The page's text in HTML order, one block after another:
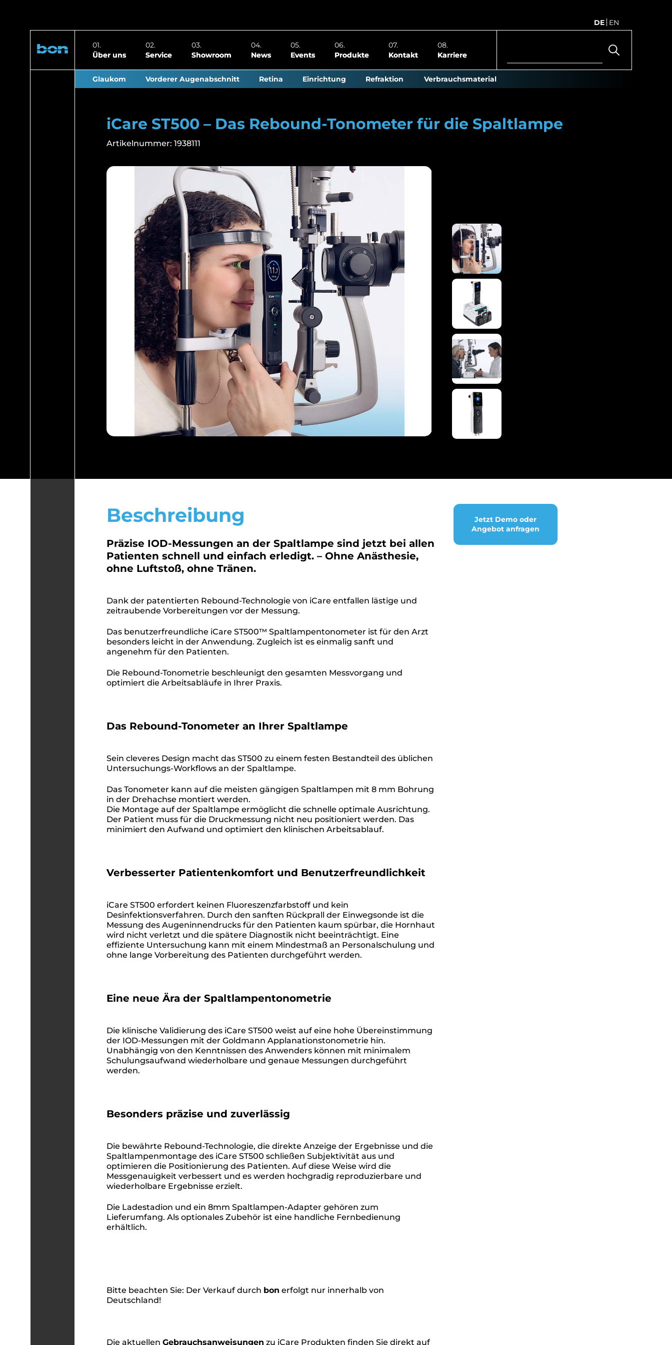
DE EN
Über uns Service Showroom News Events Produkte
Glaukom Vorderer Augenabschnitt Retina Einrichtung Refraktion Verbrauchs material
Kontakt Karriere
iCare ST500 – Das Rebound-Tonometer für die Spaltlampe
Artikelnummer: 1938111
Beschreibung
Präzise IOD-Messungen an der Spaltlampe sind jetzt bei allen
Patienten schnell und einfach erledigt. – Ohne Anästhesie,
ohne Luftstoß, ohne Tränen.
Dank der patentierten Rebound-Technologie von iCare entfallen lästige und
zeitraubende Vorbereitungen vor der Messung.
Das benutzerfreundliche iCare ST500™ Spaltlampentonometer ist für den Arzt
besonders leicht in der Anwendung. Zugleich ist es einmalig sanft und
angenehm für den Patienten.
Die Rebound-Tonometrie beschleunigt den gesamten Messvorgang und
optimiert die Arbeitsabläufe in Ihrer Praxis.
Das Rebound-Tonometer an Ihrer Spaltlampe
Sein cleveres Design macht das ST500 zu einem festen Bestandteil des üblichen
Untersuchungs-Workflows an der Spaltlampe.
Das Tonometer kann auf die meisten gängigen Spaltlampen mit 8 mm Bohrung
in der Drehachse montiert werden.
Die Montage auf der Spaltlampe ermöglicht die schnelle optimale Ausrichtung.
Der Patient muss für die Druckmessung nicht neu positioniert werden. Das
minimiert den Aufwand und optimiert den klinischen Arbeitsablauf.
Verbesserter Patientenkomfort und Benutzerfreundlichkeit
iCare ST500 erfordert keinen Fluoreszenzfarbstoff und kein
Desinfektionsverfahren. Durch den sanften Rückprall der Einwegsonde ist die
Messung des Augeninnendrucks für den Patienten kaum spürbar, die Hornhaut
wird nicht verletzt und die spätere Diagnostik nicht beeinträchtigt. Eine
effiziente Untersuchung kann mit einem Mindestmaß an Personalschulung und
ohne lange Vorbereitung des Patienten durchgeführt werden.
Eine neue Ära der Spaltlampentonometrie
Die klinische Validierung des iCare ST500 weist auf eine hohe Übereinstimmung
der IOD-Messungen mit der Goldmann Applanationstonometrie hin.
Unabhängig von den Kenntnissen des Anwenders können mit minimalem
Schulungsaufwand wiederholbare und genaue Messungen durchgeführt
werden.
Besonders präzise und zuverlässig
Die bewährte Rebound-Technologie, die direkte Anzeige der Ergebnisse und die
Spaltlampenmontage des iCare ST500 schließen Subjektivität aus und
optimieren die Positionierung des Patienten. Auf diese Weise wird die
Messgenauigkeit verbessert und es werden hochgradig reproduzierbare und
wiederholbare Ergebnisse erzielt.
Die Ladestadion und ein 8mm Spaltlampen-Adapter gehören zum
Lieferumfang. Als optionales Zubehör ist eine handliche Fernbedienung
erhältlich.
Bitte beachten Sie: Der Verkauf durch bon erfolgt nur innerhalb von
Deutschland!
Die aktuellen Gebrauchsanweisungen zu iCare Produkten finden Sie direkt auf
Jetzt Demo oder
Angebot anfragen